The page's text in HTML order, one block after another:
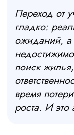
Переход от
гладко:
ожиданий,
поиск
время
роста. И